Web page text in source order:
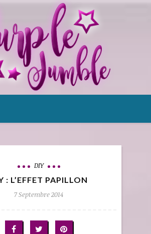
DIY
: L’EFFET PAPILLON
7 Septembre 2014